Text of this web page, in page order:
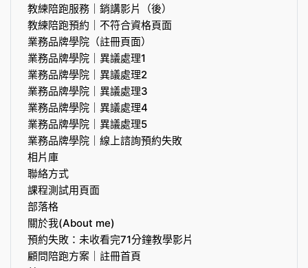
教練陪跑服務｜銷講影片（後）
教練陪跑預約｜不符合資格頁面
業務品牌學院（註冊頁面）
業務品牌學院｜異議處理1
業務品牌學院｜異議處理2
業務品牌學院｜異議處理3
業務品牌學院｜異議處理4
業務品牌學院｜異議處理5
業務品牌學院｜線上諮詢預約失敗
相片庫
聯絡方式
課程測試用頁面
部落格
關於我(About me)
預約失敗：未收看完71分鐘教學影片
顧問陪跑方案｜註冊首頁